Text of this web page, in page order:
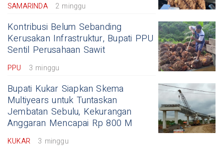
SAMARINDA 2 minggu
Kontribusi Belum Sebanding
Kerusakan Infrastruktur, Bupati PPU
Sentil Perusahaan Sawit
PPU 3 minggu
Bupati Kukar Siapkan Skema
Multiyears untuk Tuntaskan
Jembatan Sebulu, Kekurangan
Anggaran Mencapai Rp 800 M
KUKAR 3 minggu